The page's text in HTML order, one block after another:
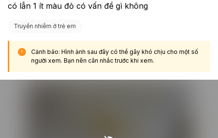
có lẫn 1 ít màu đỏ có vấn đề gì không
Truyền nhiễm ở trẻ em
Cảnh báo: Hình ảnh sau đây có thể gây khó chịu cho một số
người xem. Bạn nên cân nhắc trước khi xem.